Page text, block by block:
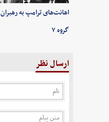
اهانت‌های ترامپ به رهبران
گروه ۷
ارسال نظر